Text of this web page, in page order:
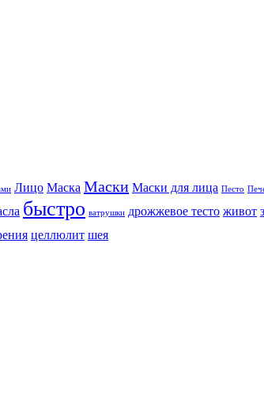
Лицо Маска Маски Маски для лица Песто
быстро ватрушки дрожжевое тесто живот
целлюлит шея